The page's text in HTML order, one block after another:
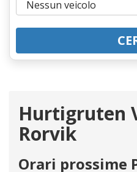
Hurtigruten
Rorvik
Orari prossime